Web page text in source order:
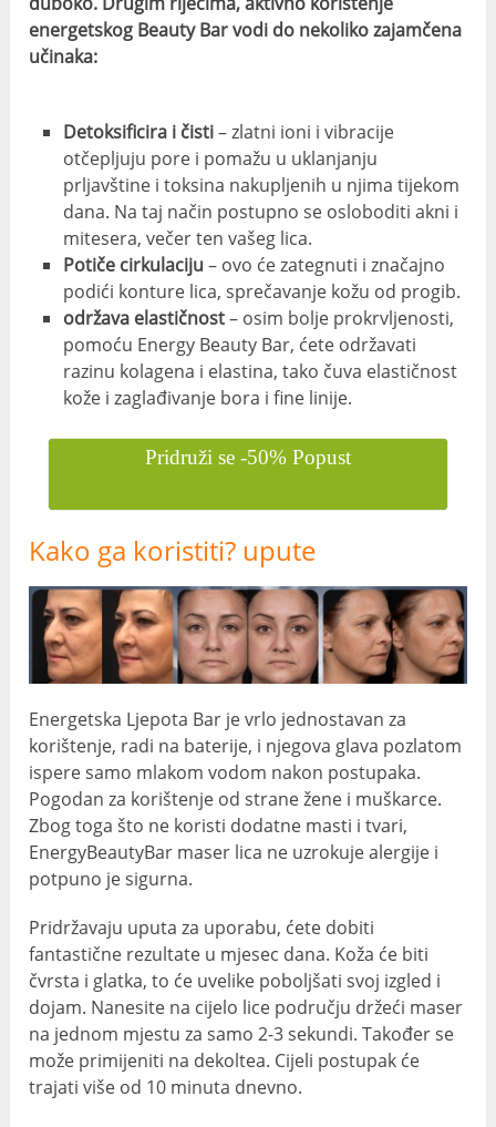
energetskog Beauty Bar vodi do nekoliko zajamčena
učinaka:
Detoksificira i čisti– zlatni ioni i vibracije
otčepljuju pore i pomažu u uklanjanju
prljavštine i toksina nakupljenih u njima tijekom
dana. Na taj način postupno se osloboditi akni i
mitesera, večer ten vašeg lica.
Potiče cirkulaciju – ovo će zategnuti i značajno
podići konture lica, sprečavanje kožu od progib.
održava elastičnost– osim bolje prokrvljenosti,
pomoću Energy Beauty Bar, ćete održavati
razinu kolagena i elastina, tako čuva elastičnost
kože i zaglađivanje bora i fine linije.
Pridruži se -50% Popust
Kako ga koristiti? upute
Energetska Ljepota Bar je vrlo jednostavan za
korištenje, radi na baterije, i njegova glava pozlatom
ispere samo mlakom vodom nakon postupaka.
Pogodan za korištenje od strane žene i muškarce.
Zbog toga što ne koristi dodatne masti i tvari,
EnergyBeautyBar maser lica ne uzrokuje alergije i
potpuno je sigurna.
Pridržavaju uputa za uporabu, ćete dobiti
fantastične rezultate u mjesec dana. Koža će biti
čvrsta i glatka, to će uvelike poboljšati svoj izgled i
dojam. Nanesite na cijelo lice području držeći maser
na jednom mjestu za samo 2-3 sekundi. Također se
može primijeniti na dekoltea. Cijeli postupak će
trajati više od 10 minuta dnevno.